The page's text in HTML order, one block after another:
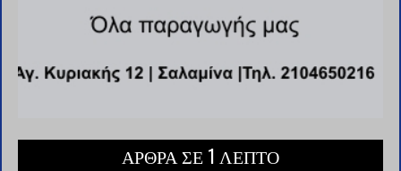
ΑΡΘΡΑ ΣΕ 1 ΛΕΠΤΟ